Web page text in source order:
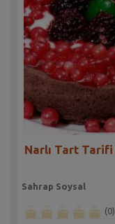
Narlı Tart Tarifi
Sahrap Soysal
(0)